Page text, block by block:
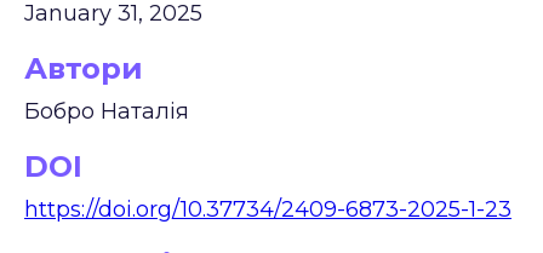
January 31, 2025
Автори
Бобро Наталія
DOI
https://doi.org/10.37734/2409-6873-2025-1-23